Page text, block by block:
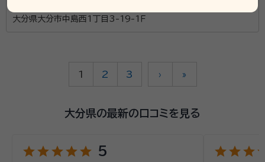
大分県大分市中島西1丁目3-19-1Ｆ
1 2 3 › »
大分県の最新の口コミを見る
starstarstarstarstar 5 starstarstar